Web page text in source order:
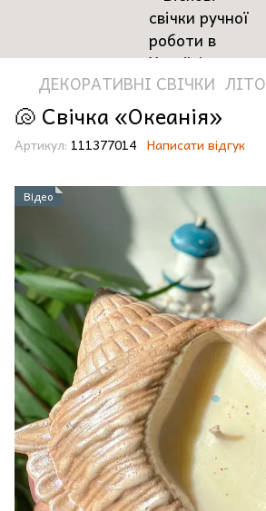
ДЕКОРАТИВНІ СВІЧКИ ЛІТО
🐚 Свічка «Океанія»
Артикул: 111377014 Написати відгук
Відео